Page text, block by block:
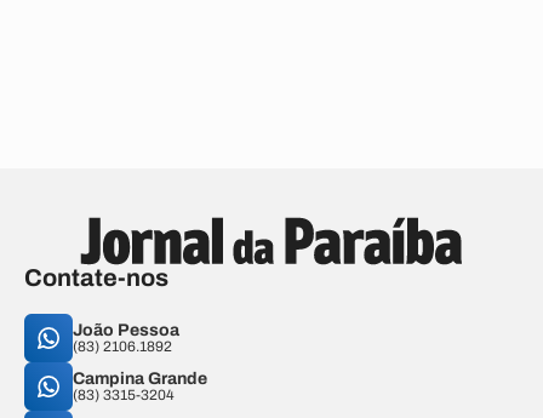
Contate-nos
João Pessoa
(83) 2106.1892
Campina Grande
(83) 3315-3204